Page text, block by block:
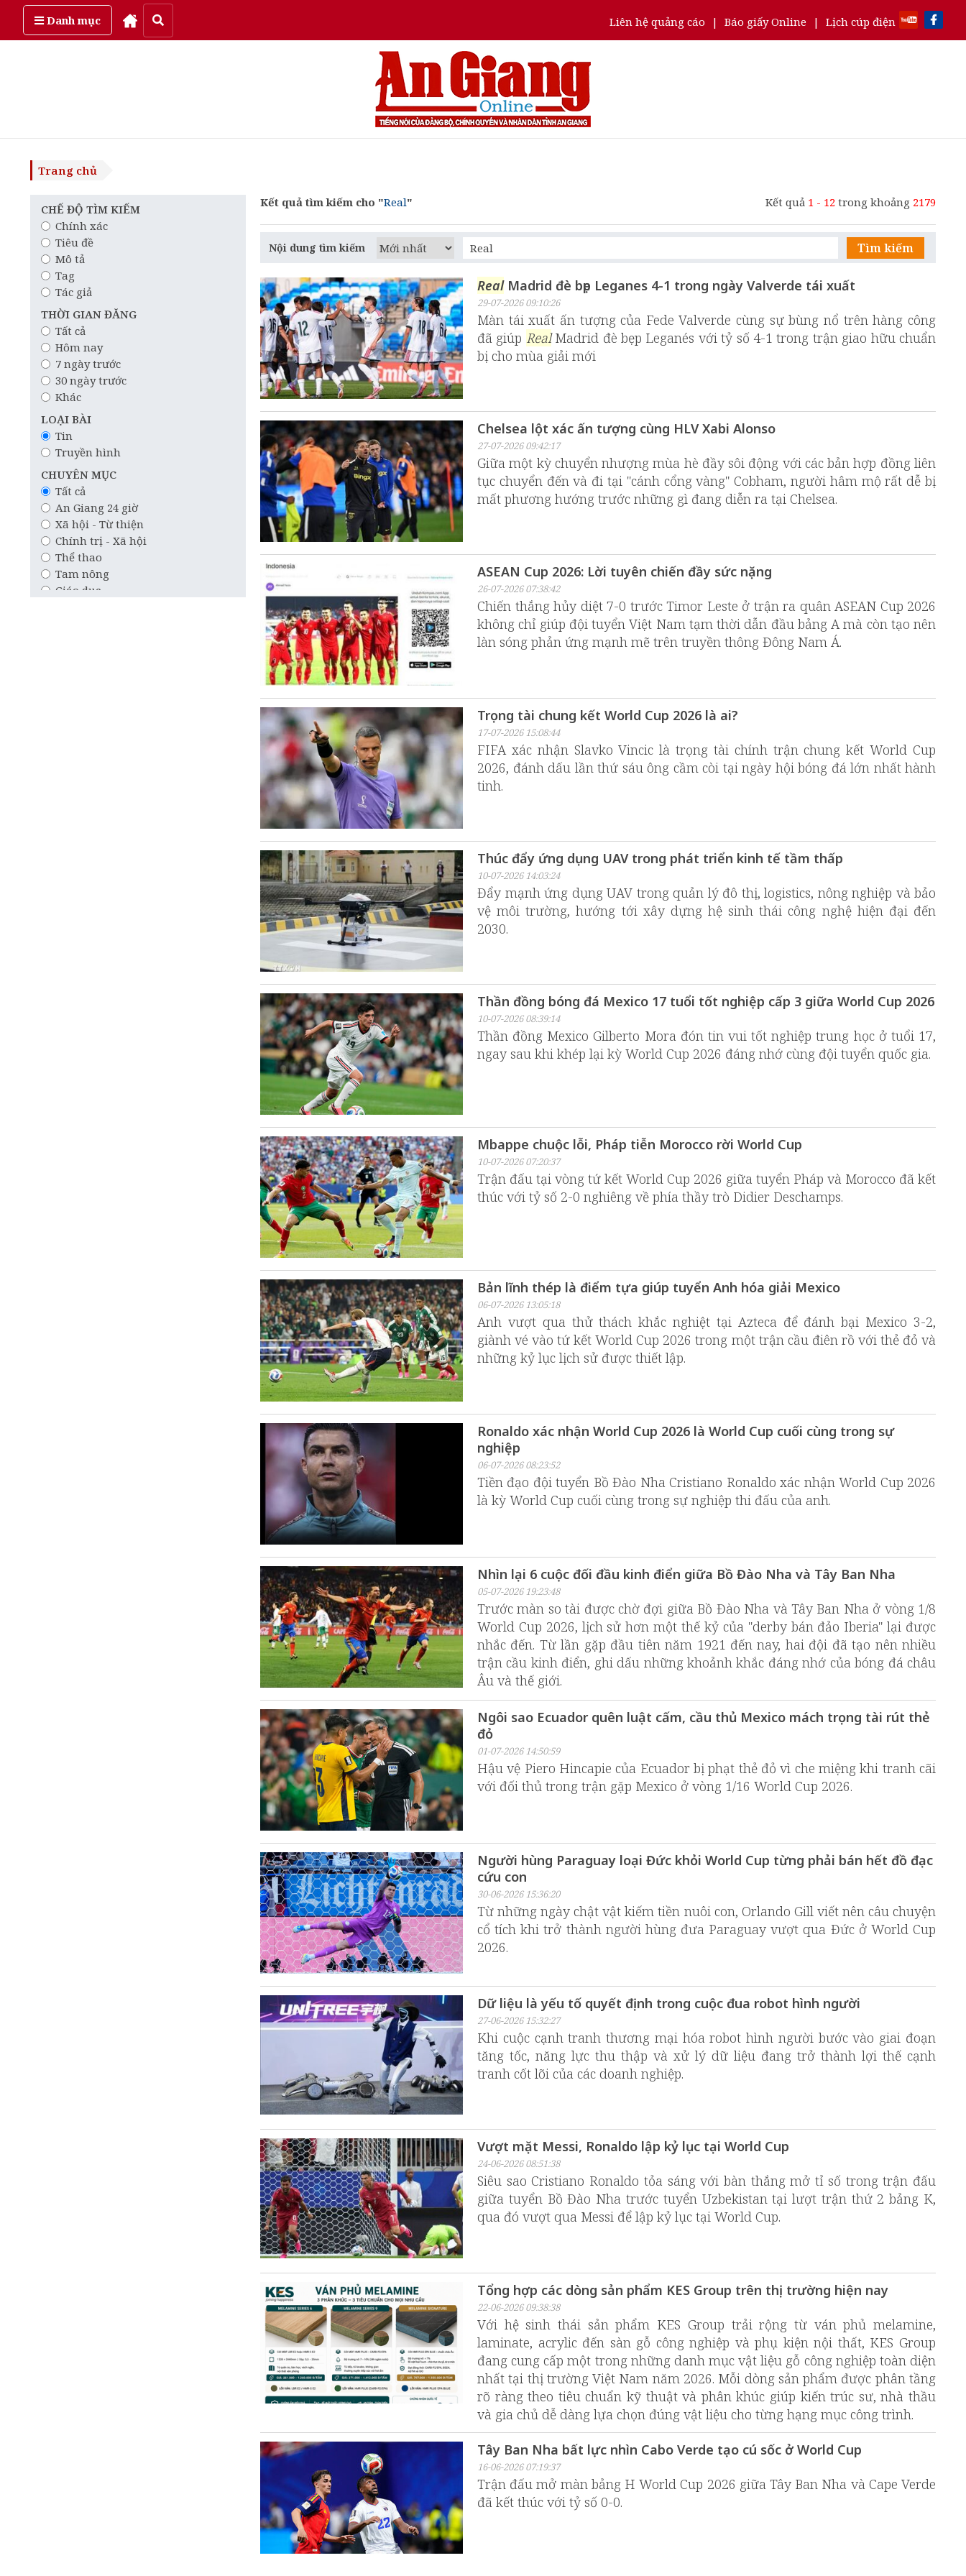
Danh mục Liên hệ quảng cáo | Báo giấy Online | Lịch cúp điện
Thứ sáu, ngày 7/08/2026
Trang chủ
CHẾ ĐỘ TÌM KIẾM
Chính xác
Tiêu đề
Mô tả
Tag
Tác giả
THỜI GIAN ĐĂNG
Tất cả
Hôm nay
7 ngày trước
30 ngày trước
Khác
LOẠI BÀI
Tin
Truyền hình
CHUYÊN MỤC
Tất cả
An Giang 24 giờ
Xã hội - Từ thiện
Chính trị - Xã hội
Thể thao
Tam nông
Giáo dục
Kết quả tìm kiếm cho "Real" Kết quả 1 - 12 trong khoảng 2179
Nội dung tìm kiếm Tìm kiếm
RealMadrid đè bẹp Leganes 4-1 trong ngày Valverde tái xuất
29-07-2026 09:10:26
Màn tái xuất ấn tượng của Fede Valverde cùng sự bùng nổ trên hàng công
đã giúp RealMadrid đè bẹp Leganés với tỷ số 4-1 trong trận giao hữu chuẩn
bị cho mùa giải mới
Chelsea lột xác ấn tượng cùng HLV Xabi Alonso
27-07-2026 09:42:17
Giữa một kỳ chuyển nhượng mùa hè đầy sôi động với các bản hợp đồng liên
tục chuyển đến và đi tại "cánh cổng vàng" Cobham, người hâm mộ rất dễ bị
mất phương hướng trước những gì đang diễn ra tại Chelsea.
ASEAN Cup 2026: Lời tuyên chiến đầy sức nặng
26-07-2026 07:38:42
Chiến thắng hủy diệt 7-0 trước Timor Leste ở trận ra quân ASEAN Cup 2026
không chỉ giúp đội tuyển Việt Nam tạm thời dẫn đầu bảng A mà còn tạo nên
làn sóng phản ứng mạnh mẽ trên truyền thông Đông Nam Á.
Trọng tài chung kết World Cup 2026 là ai?
17-07-2026 15:08:44
FIFA xác nhận Slavko Vincic là trọng tài chính trận chung kết World Cup
2026, đánh dấu lần thứ sáu ông cầm còi tại ngày hội bóng đá lớn nhất hành
tinh.
Thúc đẩy ứng dụng UAV trong phát triển kinh tế tầm thấp
10-07-2026 14:03:24
Đẩy mạnh ứng dụng UAV trong quản lý đô thị, logistics, nông nghiệp và bảo
vệ môi trường, hướng tới xây dựng hệ sinh thái công nghệ hiện đại đến
2030.
Thần đồng bóng đá Mexico 17 tuổi tốt nghiệp cấp 3 giữa World Cup 2026
10-07-2026 08:39:14
Thần đồng Mexico Gilberto Mora đón tin vui tốt nghiệp trung học ở tuổi 17,
ngay sau khi khép lại kỳ World Cup 2026 đáng nhớ cùng đội tuyển quốc gia.
Mbappe chuộc lỗi, Pháp tiễn Morocco rời World Cup
10-07-2026 07:20:37
Trận đấu tại vòng tứ kết World Cup 2026 giữa tuyển Pháp và Morocco đã kết
thúc với tỷ số 2-0 nghiêng về phía thầy trò Didier Deschamps.
Bản lĩnh thép là điểm tựa giúp tuyển Anh hóa giải Mexico
06-07-2026 13:05:18
Anh vượt qua thử thách khắc nghiệt tại Azteca để đánh bại Mexico 3-2,
giành vé vào tứ kết World Cup 2026 trong một trận cầu điên rồ với thẻ đỏ và
những kỷ lục lịch sử được thiết lập.
Ronaldo xác nhận World Cup 2026 là World Cup cuối cùng trong sự
nghiệp
06-07-2026 08:23:52
Tiền đạo đội tuyển Bồ Đào Nha Cristiano Ronaldo xác nhận World Cup 2026
là kỳ World Cup cuối cùng trong sự nghiệp thi đấu của anh.
Nhìn lại 6 cuộc đối đầu kinh điển giữa Bồ Đào Nha và Tây Ban Nha
05-07-2026 19:23:48
Trước màn so tài được chờ đợi giữa Bồ Đào Nha và Tây Ban Nha ở vòng 1/8
World Cup 2026, lịch sử hơn một thế kỷ của "derby bán đảo Iberia" lại được
nhắc đến. Từ lần gặp đầu tiên năm 1921 đến nay, hai đội đã tạo nên nhiều
trận cầu kinh điển, ghi dấu những khoảnh khắc đáng nhớ của bóng đá châu
Âu và thế giới.
Ngôi sao Ecuador quên luật cấm, cầu thủ Mexico mách trọng tài rút thẻ
đỏ
01-07-2026 14:50:59
Hậu vệ Piero Hincapie của Ecuador bị phạt thẻ đỏ vì che miệng khi tranh cãi
với đối thủ trong trận gặp Mexico ở vòng 1/16 World Cup 2026.
Người hùng Paraguay loại Đức khỏi World Cup từng phải bán hết đồ đạc
cứu con
30-06-2026 15:36:20
Từ những ngày chật vật kiếm tiền nuôi con, Orlando Gill viết nên câu chuyện
cổ tích khi trở thành người hùng đưa Paraguay vượt qua Đức ở World Cup
2026.
Dữ liệu là yếu tố quyết định trong cuộc đua robot hình người
27-06-2026 15:32:27
Khi cuộc cạnh tranh thương mại hóa robot hình người bước vào giai đoạn
tăng tốc, năng lực thu thập và xử lý dữ liệu đang trở thành lợi thế cạnh
tranh cốt lõi của các doanh nghiệp.
Vượt mặt Messi, Ronaldo lập kỷ lục tại World Cup
24-06-2026 08:51:38
Siêu sao Cristiano Ronaldo tỏa sáng với bàn thắng mở tỉ số trong trận đấu
giữa tuyển Bồ Đào Nha trước tuyển Uzbekistan tại lượt trận thứ 2 bảng K,
qua đó vượt qua Messi để lập kỷ lục tại World Cup.
Tổng hợp các dòng sản phẩm KES Group trên thị trường hiện nay
22-06-2026 09:38:38
Với hệ sinh thái sản phẩm KES Group trải rộng từ ván phủ melamine,
laminate, acrylic đến sàn gỗ công nghiệp và phụ kiện nội thất, KES Group
đang cung cấp một trong những danh mục vật liệu gỗ công nghiệp toàn diện
nhất tại thị trường Việt Nam năm 2026. Mỗi dòng sản phẩm được phân tầng
rõ ràng theo tiêu chuẩn kỹ thuật và phân khúc giúp kiến trúc sư, nhà thầu
và gia chủ dễ dàng lựa chọn đúng vật liệu cho từng hạng mục công trình.
Tây Ban Nha bất lực nhìn Cabo Verde tạo cú sốc ở World Cup
16-06-2026 07:19:37
Trận đấu mở màn bảng H World Cup 2026 giữa Tây Ban Nha và Cape Verde
đã kết thúc với tỷ số 0-0.